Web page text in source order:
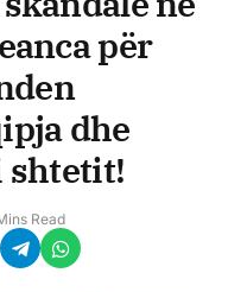
për
dhe
shtetit!
Read